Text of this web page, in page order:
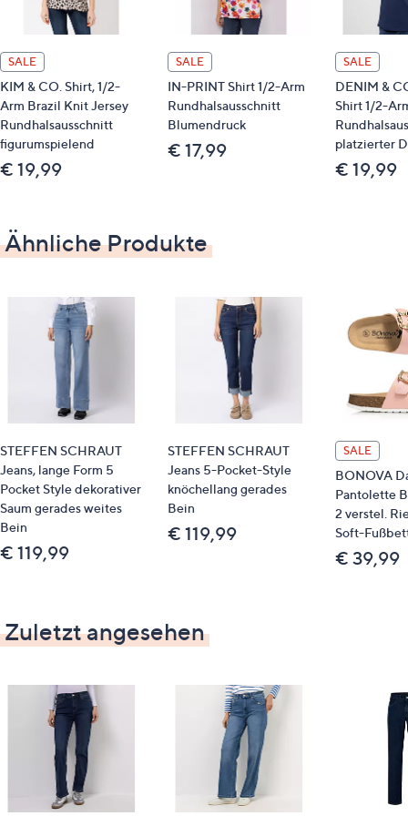
Passen-Verarbeitung hinten
Nieten
Logo-tape und Logo Niete am vorderen linken
Tascheneingriff
gebrandeter Metall-Knopf
jeansgrau
Maße (Größe 19/38) & Passform
Normalgröße: ca. 165 cm-172 cm Körperhöhe
Innenbeinlänge: Kurzgröße 72 cm/Normalgröße
legere Passform
Material
97 % Baumwolle, 2 % Poyester, 1 % Elasthan
Pflege
Maschinenwäsche
SALE
KIM & CO. Shirt, 1/2-
Arm Brazil Knit Jersey
Rundhalsausschnitt
figurumspielend
€ 19,99
SALE
IN-PRINT Shirt 1/2-Arm
Rundhalsausschnitt
Blumendruck
€ 17,99
SALE
DENIM &
Shirt 1/2-
platzierter
€ 19,99
Ähnliche Produkte
STEFFEN SCHRAUT
Jeans, lange Form 5
Pocket Style dekorativer
Saum gerades weites
Bein
€ 119,99
STEFFEN SCHRAUT
Jeans 5-Pocket-Style
knöchellang gerades
Bein
€ 119,99
SALE
BONOVA
Pantolette
2 verstel.
Soft-
€ 39,99
Zuletzt angesehen